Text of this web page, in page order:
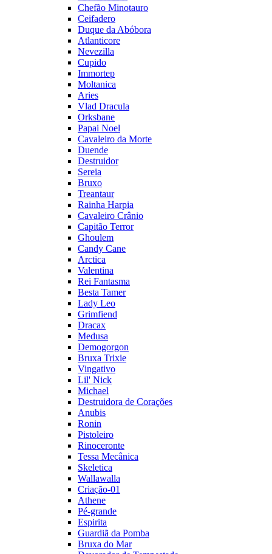
Chefão Minotauro
Ceifadero
Duque da Abóbora
Atlanticore
Nevezilla
Cupido
Immortep
Moltanica
Aries
Vlad Dracula
Orksbane
Papai Noel
Cavaleiro da Morte
Duende
Destruidor
Sereia
Bruxo
Treantaur
Rainha Harpia
Cavaleiro Crânio
Capitão Terror
Ghoulem
Candy Cane
Arctica
Valentina
Rei Fantasma
Besta Tamer
Lady Leo
Grimfiend
Dracax
Medusa
Demogorgon
Bruxa Trixie
Vingativo
Lil' Nick
Michael
Destruidora de Corações
Anubis
Ronin
Pistoleiro
Rinoceronte
Tessa Mecânica
Skeletica
Wallawalla
Criação-01
Athene
Pé-grande
Espirita
Guardiã da Pomba
Bruxa do Mar